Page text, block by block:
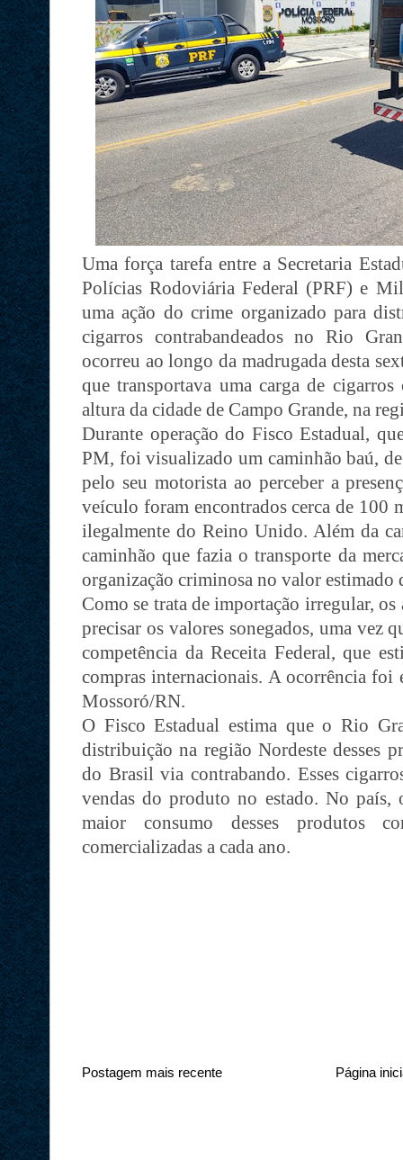
Uma força tarefa entre a Secretaria
Polícias Rodoviária Federal (PRF) e
uma ação do crime organizado para
cigarros contrabandeados no Rio
ocorreu ao longo da madrugada desta
que transportava uma carga de
altura da cidade de Campo Grande, na
Durante operação do Fisco Estadual,
PM, foi visualizado um caminhão baú,
pelo seu motorista ao perceber a
veículo foram encontrados cerca de 100
ilegalmente do Reino Unido. Além da
caminhão que fazia o transporte da
organização criminosa no valor estimado
Como se trata de importação irregular,
precisar os valores sonegados, uma vez
competência da Receita Federal, que
compras internacionais. A ocorrência foi
Mossoró/RN.
O Fisco Estadual estima que o Rio
distribuição na região Nordeste desses
do Brasil via contrabando. Esses
vendas do produto no estado. No país,
maior consumo desses produtos
comercializadas a cada ano.
Postagem mais recente Página